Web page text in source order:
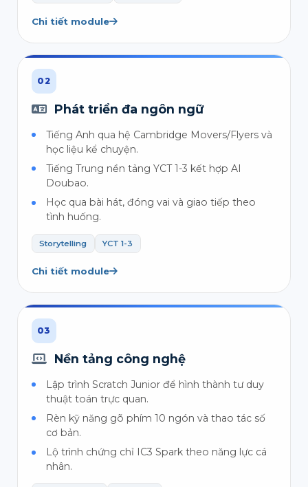
Chi tiết module
02
Phát triển đa ngôn ngữ
Tiếng Anh qua hệ Cambridge Movers/Flyers và
học liệu kể chuyện.
Tiếng Trung nền tảng YCT 1-3 kết hợp AI
Doubao.
Học qua bài hát, đóng vai và giao tiếp theo
tình huống.
Storytelling YCT 1-3
Chi tiết module
03
Nền tảng công nghệ
Lập trình Scratch Junior để hình thành tư duy
thuật toán trực quan.
Rèn kỹ năng gõ phím 10 ngón và thao tác số
cơ bản.
Lộ trình chứng chỉ IC3 Spark theo năng lực cá
nhân.